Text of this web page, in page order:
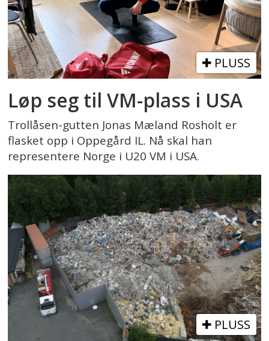
PLUSS
Løp seg til VM-plass i USA
Trollåsen-gutten Jonas Mæland Rosholt er
flasket opp i Oppegård IL. Nå skal han
representere Norge i U20 VM i USA.
PLUSS